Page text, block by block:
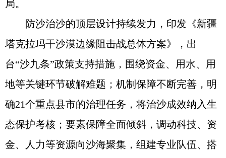
局。
防沙治沙的顶层设计持续发力，印发《新疆
塔克拉玛干沙漠边缘阻击战总体方案》，出
台“沙九条”政策支持措施，围绕资金、用水、用
地等关键环节破解难题；机制保障不断完善，明
确21个重点县市的治理任务，将治沙成效纳入生
态保护考核；要素保障全面倾斜，调动科技、资
金、人力等资源向沙海聚集，组建专业队伍、搭